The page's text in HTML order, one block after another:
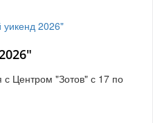
Центром "Зотов" с 17 по